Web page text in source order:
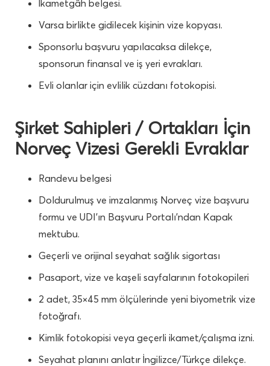
İkametgâh belgesi.
Varsa birlikte gidilecek kişinin vize kopyası.
Sponsorlu başvuru yapılacaksa dilekçe,
sponsorun finansal ve iş yeri evrakları.
Evli olanlar için evlilik cüzdanı fotokopisi.
Şirket Sahipleri / Ortakları İçin
Norveç Vizesi Gerekli Evraklar
Randevu belgesi
Doldurulmuş ve imzalanmış Norveç vize başvuru
formu ve UDI’ın Başvuru Portalı’ndan Kapak
mektubu.
Geçerli ve orijinal seyahat sağlık sigortası
Pasaport, vize ve kaşeli sayfalarının fotokopileri
2 adet, 35×45 mm ölçülerinde yeni biyometrik vize
fotoğrafı.
Kimlik fotokopisi veya geçerli ikamet/çalışma izni.
Seyahat planını anlatır İngilizce/Türkçe dilekçe.